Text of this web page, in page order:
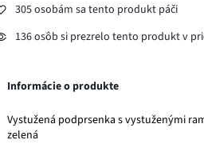
305 osobám sa tento produkt páči
136 osôb si prezrelo tento produkt v
Informácie o produkte
Vystužená podprsenka s vystuženými
zelená